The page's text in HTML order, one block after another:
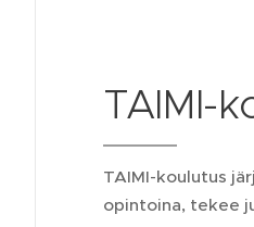
TAIMI-
TAIMI-koulutus
opintoina, tekee